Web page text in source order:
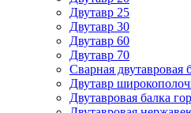
Двутавр 25
Двутавр 30
Двутавр 60
Двутавр 70
Сварная двутавровая
Двутавр
Двутавровая балка